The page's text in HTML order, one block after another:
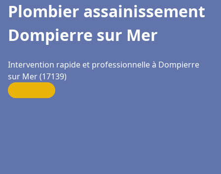
Plombier assainissement
Dompierre sur Mer
Intervention rapide et professionnelle à Dompierre
sur Mer (17139)